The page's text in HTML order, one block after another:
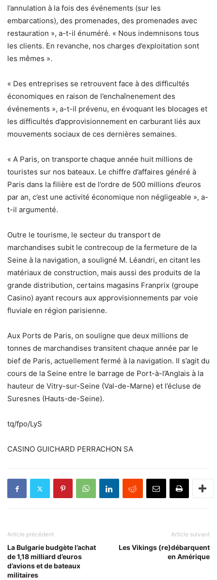
l’annulation à la fois des événements (sur les
embarcations), des promenades, des promenades avec
restauration », a-t-il énuméré. « Nous indemnisons tous
les clients. En revanche, nos charges d’exploitation sont
les mêmes ».
« Des entreprises se retrouvent face à des difficultés
économiques en raison de l’enchaînenement des
événements », a-t-il prévenu, en évoquant les blocages et
les difficultés d’approvisionnement en carburant liés aux
mouvements sociaux de ces dernières semaines.
« A Paris, on transporte chaque année huit millions de
touristes sur nos bateaux. Le chiffre d’affaires généré à
Paris dans la filière est de l’ordre de 500 millions d’euros
par an, c’est une activité économique non négligeable », a-
t-il argumenté.
Outre le tourisme, le secteur du transport de
marchandises subit le contrecoup de la fermeture de la
Seine à la navigation, a souligné M. Léandri, en citant les
matériaux de construction, mais aussi des produits de la
grande distribution, certains magasins Franprix (groupe
Casino) ayant recours aux approvisionnements par voie
fluviale en région parisienne.
Aux Ports de Paris, on souligne que deux millions de
tonnes de marchandises transitent chaque année par le
bief de Paris, actuellement fermé à la navigation. Il s’agit du
cours de la Seine entre le barrage de Port-à-l’Anglais à la
hauteur de Vitry-sur-Seine (Val-de-Marne) et l’écluse de
Suresnes (Hauts-de-Seine).
tq/fpo/LyS
CASINO GUICHARD PERRACHON SA
Article précédent
La Bulgarie budgète l’achat
de 1,18 milliard d’euros
d’avions et de bateaux
militaires
Article suivant
Les Vikings (re)débarquent
en Amérique